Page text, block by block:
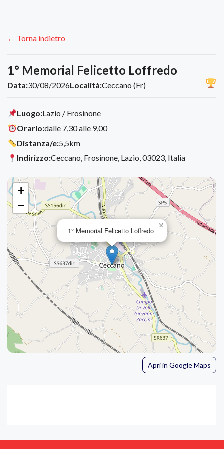
← Torna indietro
1° Memorial Felicetto Loffredo
Data:30/08/2026Località:Ceccano (Fr)
Luogo:Lazio / Frosinone
Orario:dalle 7,30 alle 9,00
Distanza/e:5,5km
Indirizzo:Ceccano, Frosinone, Lazio, 03023, Italia
1° Memorial Felicetto Loffredo
×
+
−
Apri in Google Maps